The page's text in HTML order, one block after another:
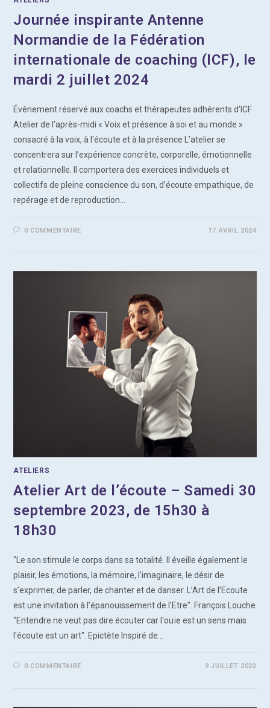
Journée inspirante Antenne
Normandie de la Fédération
internationale de coaching (ICF), le
mardi 2 juillet 2024
Évènement réservé aux coachs et thérapeutes adhérents d'ICF
Atelier de l'après-midi « Voix et présence à soi et au monde »
consacré à la voix, à l'écoute et à la présence L’atelier se
concentrera sur l’expérience concrète, corporelle, émotionnelle
et relationnelle. Il comportera des exercices individuels et
collectifs de pleine conscience du son, d’écoute empathique, de
repérage et de reproduction…
0 COMMENTAIRE 17 AVRIL 2024
ATELIERS
Atelier Art de l’écoute – Samedi 30
septembre 2023, de 15h30 à
18h30
"Le son stimule le corps dans sa totalité. Il éveille également le
plaisir, les émotions, la mémoire, l’imaginaire, le désir de
s’exprimer, de parler, de chanter et de danser. L’Art de l’Ecoute
est une invitation à l’épanouissement de l’Etre". François Louche
"Entendre ne veut pas dire écouter car l'ouïe est un sens mais
l'écoute est un art". Epictète Inspiré de…
0 COMMENTAIRE 9 JUILLET 2023